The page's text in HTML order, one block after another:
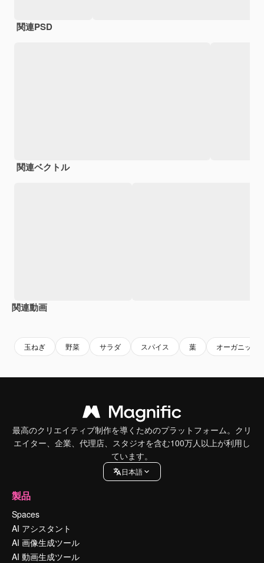
関連PSD
関連ベクトル
関連動画
玉ねぎ 野菜 サラダ スパイス 葉 オーガニック
最高のクリエイティブ制作を導くためのプラットフォーム。クリ
エイター、企業、代理店、スタジオを含む100万人以上が利用し
ています。
日本語
製品
Spaces
AI アシスタント
AI 画像生成ツール
AI 動画生成ツール